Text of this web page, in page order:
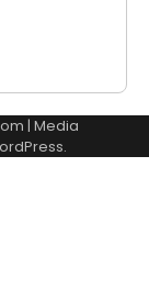
| Media
.